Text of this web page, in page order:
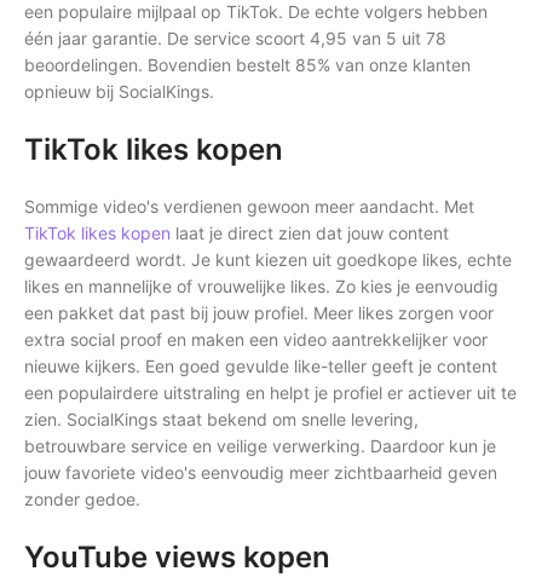
een populaire mijlpaal op TikTok. De echte volgers hebben
één jaar garantie. De service scoort 4,95 van 5 uit 78
beoordelingen. Bovendien bestelt 85% van onze klanten
opnieuw bij SocialKings.
TikTok likes kopen
Sommige video's verdienen gewoon meer aandacht. Met
TikTok likes kopen laat je direct zien dat jouw content
gewaardeerd wordt. Je kunt kiezen uit goedkope likes, echte
likes en mannelijke of vrouwelijke likes. Zo kies je eenvoudig
een pakket dat past bij jouw profiel. Meer likes zorgen voor
extra social proof en maken een video aantrekkelijker voor
nieuwe kijkers. Een goed gevulde like-teller geeft je content
een populairdere uitstraling en helpt je profiel er actiever uit te
zien. SocialKings staat bekend om snelle levering,
betrouwbare service en veilige verwerking. Daardoor kun je
jouw favoriete video's eenvoudig meer zichtbaarheid geven
zonder gedoe.
YouTube views kopen